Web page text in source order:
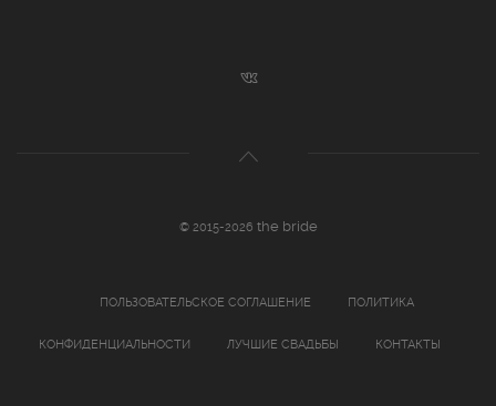
© 2015-2026 the bride
ПОЛЬЗОВАТЕЛЬСКОЕ СОГЛАШЕНИЕ ПОЛИТИКА
КОНФИДЕНЦИАЛЬНОСТИ ЛУЧШИЕ СВАДЬБЫ КОНТАКТЫ